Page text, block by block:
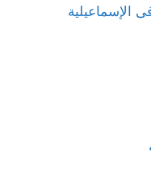
الإسماعيلية